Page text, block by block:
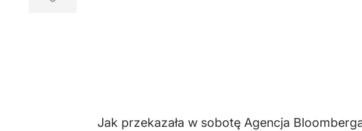
Jak przekazała w sobotę Agencja